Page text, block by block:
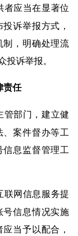
者应当在显著位
诉举报方式，
，明确处理流
诉举报。
责任
管部门，建立健
案件督办等工
息监督管理工
联网信息服务提
信息情况实施
当予以配合，